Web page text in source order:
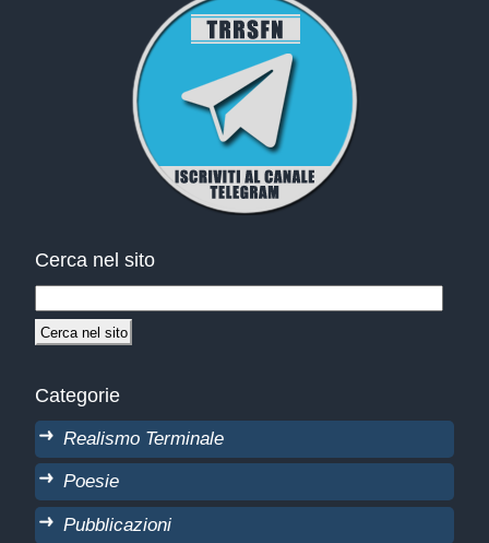
Cerca nel sito
Categorie
Realismo Terminale
Poesie
Pubblicazioni